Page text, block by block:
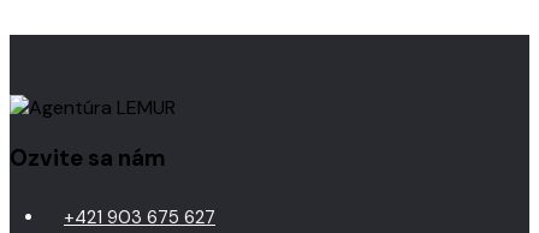
Ozvite sa nám
+421 903 675 627